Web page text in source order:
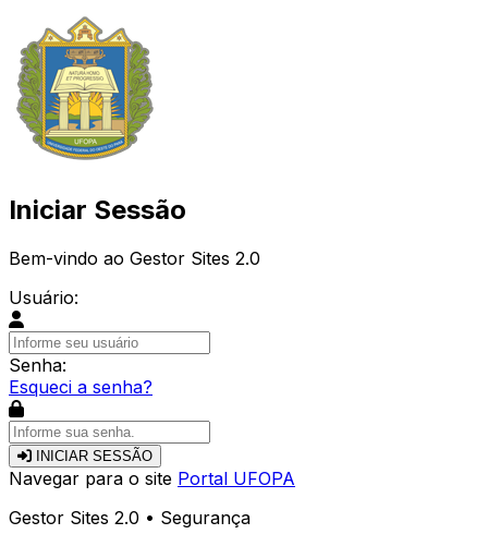
Iniciar Sessão
Bem-vindo ao Gestor Sites 2.0
Usuário:
Senha:
Esqueci a senha?
INICIAR SESSÃO
Navegar para o site Portal UFOPA
Gestor Sites 2.0 • Segurança